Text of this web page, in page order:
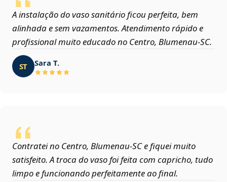
A instalação do vaso sanitário ficou perfeita, bem
alinhada e sem vazamentos. Atendimento rápido e
profissional muito educado no Centro, Blumenau‑SC.
ST Sara T.
Contratei no Centro, Blumenau‑SC e fiquei muito
satisfeito. A troca do vaso foi feita com capricho, tudo
limpo e funcionando perfeitamente ao final.